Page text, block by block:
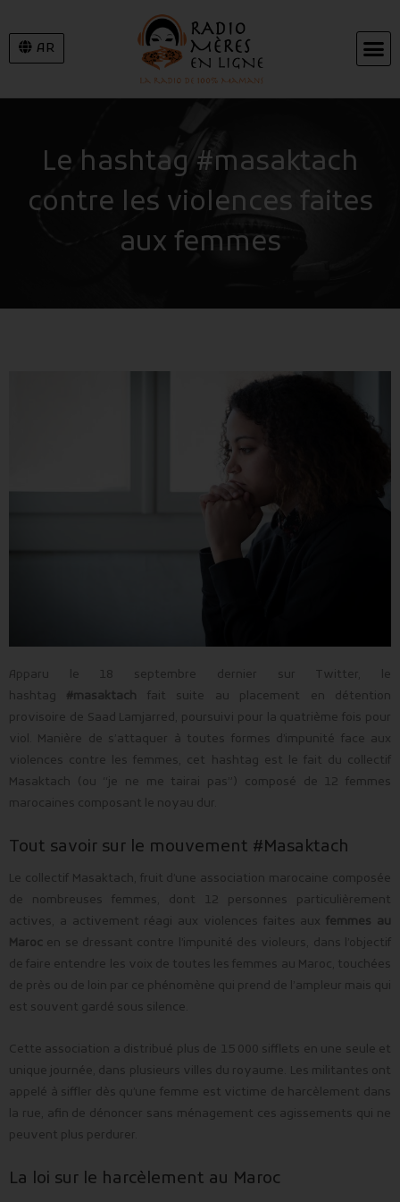
AR
Le hashtag #masaktach
contre les violences faites
aux femmes
Apparu le 18 septembre dernier sur Twitter, le
hashtag #masaktach fait suite au placement en détention
provisoire de Saad Lamjarred, poursuivi pour la quatrième fois pour
viol. Manière de s’attaquer à toutes formes d’impunité face aux
violences contre les femmes, cet hashtag est le fait du collectif
Masaktach (ou “je ne me tairai pas”) composé de 12 femmes
marocaines composant le noyau dur.
Tout savoir sur le mouvement #Masaktach
Le collectif Masaktach, fruit d’une association marocaine composée
de nombreuses femmes, dont 12 personnes particulièrement
actives, a activement réagi aux violences faites auxfemmes au
Maroc en se dressant contre l’impunité des violeurs, dans l’objectif
de faire entendre les voix de toutes les femmes au Maroc, touchées
de près ou de loin par ce phénomène qui prend de l’ampleur mais qui
est souvent gardé sous silence.
Cette association a distribué plus de 15 000 sifflets en une seule et
unique journée, dans plusieurs villes du royaume. Les militantes ont
appelé à siffler dès qu’une femme est victime de harcèlement dans
la rue, afin de dénoncer sans ménagement ces agissements qui ne
peuvent plus perdurer.
La loi sur le harcèlement au Maroc